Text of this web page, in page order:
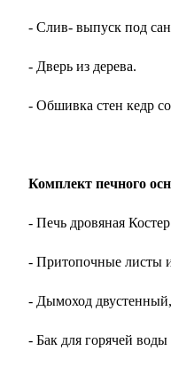
- Слив- выпуск под
- Дверь из дерева.
- Обшивка стен кедр
Комплект печного
- Печь дровяная
- Притопочные листы
- Дымоход двустенный,
- Бак для горячей